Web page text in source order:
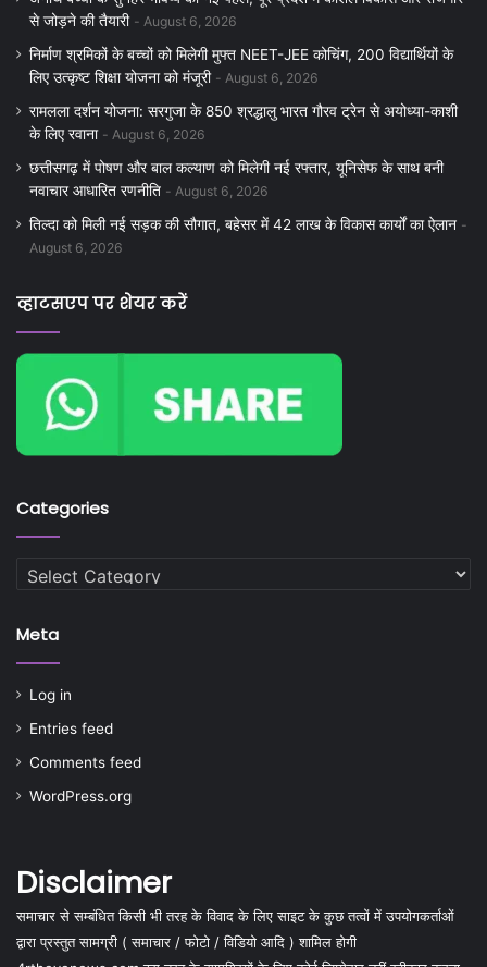
से जोड़ने की तैयारी
August 6, 2026
निर्माण श्रमिकों के बच्चों को मिलेगी मुफ्त NEET-JEE कोचिंग, 200 विद्यार्थियों के
लिए उत्कृष्ट शिक्षा योजना को मंजूरी
August 6, 2026
रामलला दर्शन योजना: सरगुजा के 850 श्रद्धालु भारत गौरव ट्रेन से अयोध्या-काशी
के लिए रवाना
August 6, 2026
छत्तीसगढ़ में पोषण और बाल कल्याण को मिलेगी नई रफ्तार, यूनिसेफ के साथ बनी
नवाचार आधारित रणनीति
August 6, 2026
तिल्दा को मिली नई सड़क की सौगात, बहेसर में 42 लाख के विकास कार्यों का ऐलान
August 6, 2026
व्हाटसएप पर शेयर करें
Categories
Categories
Meta
Log in
Entries feed
Comments feed
WordPress.org
Disclaimer
समाचार से सम्बंधित किसी भी तरह के विवाद के लिए साइट के कुछ तत्वों में उपयोगकर्ताओं
द्वारा प्रस्तुत सामग्री ( समाचार / फोटो / विडियो आदि ) शामिल होगी